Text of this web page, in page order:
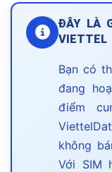
ĐÂY LÀ
VIETTEL
Bạn có
đang
điểm
không
Với SIM